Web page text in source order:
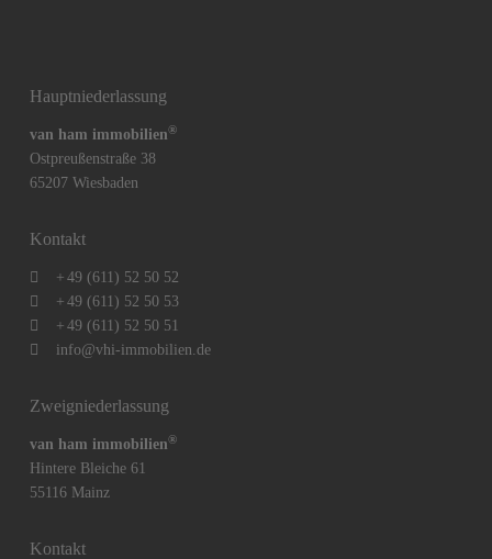
Hauptniederlassung
van ham immobilien®
Ostpreußenstraße 38
65207 Wiesbaden
Kontakt
+ 49 (611) 52 50 52
+ 49 (611) 52 50 53
+ 49 (611) 52 50 51
info@vhi-immobilien.de
Zweigniederlassung
van ham immobilien®
Hintere Bleiche 61
55116 Mainz
Kontakt